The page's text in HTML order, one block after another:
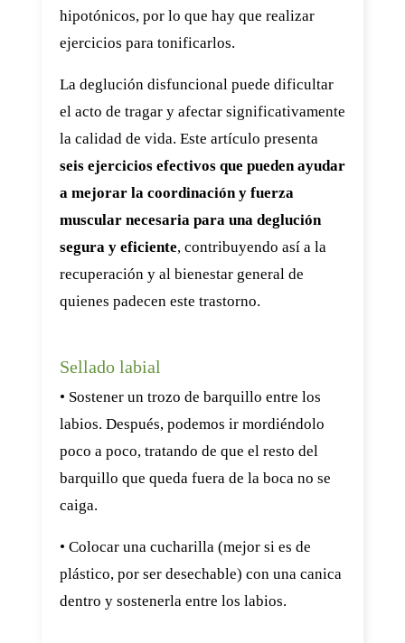
hipotónicos, por lo que hay que realizar
ejercicios para tonificarlos.
La deglución disfuncional puede dificultar
el acto de tragar y afectar significativamente
la calidad de vida. Este artículo presenta
seis ejercicios efectivos que pueden ayudar
a mejorar la coordinación y fuerza
muscular necesaria para una deglución
segura y eficiente, contribuyendo así a la
recuperación y al bienestar general de
quienes padecen este trastorno.
Sellado labial
• Sostener un trozo de barquillo entre los
labios. Después, podemos ir mordiéndolo
poco a poco, tratando de que el resto del
barquillo que queda fuera de la boca no se
caiga.
• Colocar una cucharilla (mejor si es de
plástico, por ser desechable) con una canica
dentro y sostenerla entre los labios.